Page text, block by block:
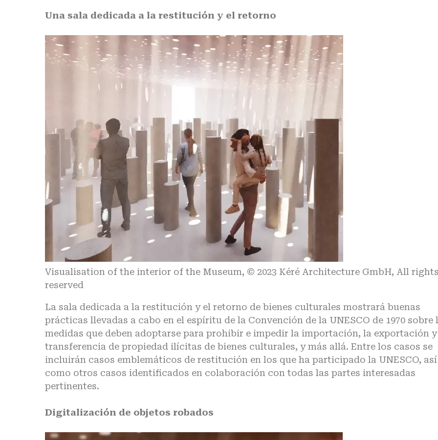
Una sala dedicada a la restitución y el retorno
Visualisation of the interior of the Museum, © 2023 Kéré Architecture GmbH, All rights
reserved
La sala dedicada a la restitución y el retorno de bienes culturales mostrará buenas
prácticas llevadas a cabo en el espíritu de la Convención de la UNESCO de 1970 sobre
medidas que deben adoptarse para prohibir e impedir la importación, la exportación y
transferencia de propiedad ilícitas de bienes culturales, y más allá. Entre los casos se
incluirán casos emblemáticos de restitución en los que ha participado la UNESCO, así
como otros casos identificados en colaboración con todas las partes interesadas
pertinentes.
Digitalización de objetos robados